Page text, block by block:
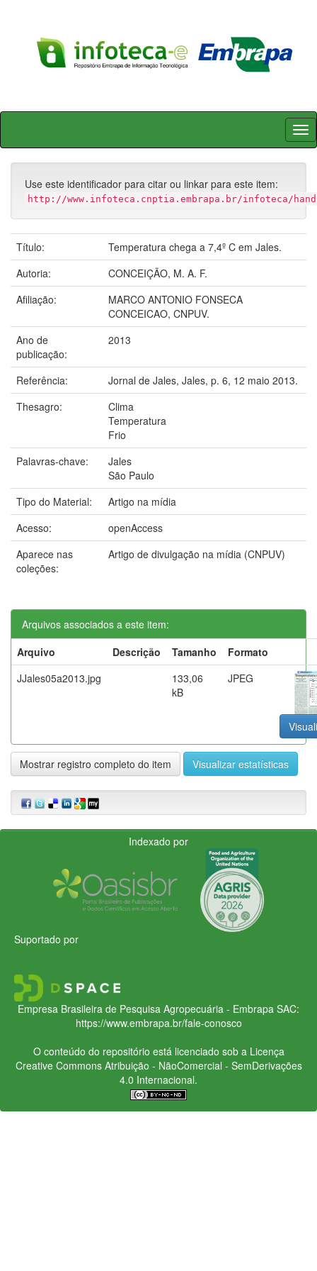
Skip
Use este identificador para citar ou linkar para este item:
http://www.infoteca.cnptia.embrapa.br/infoteca/
Título:
Temperatura chega a 7,4º C em Jales.
Autoria:
CONCEIÇÃO, M. A. F.
Afiliação:
MARCO ANTONIO FONSECA
CONCEICAO, CNPUV.
Ano de
publicação:
2013
Referência:
Jornal de Jales, Jales, p. 6, 12 maio 2013.
Thesagro:
Clima
Temperatura
Frio
Palavras-chave:
Jales
São Paulo
Tipo do Material:
Artigo na mídia
Acesso:
openAccess
Aparece nas
coleções:
Artigo de divulgação na mídia (CNPUV)
Arquivos associados a este item:
Arquivo
Descrição Tamanho
Formato
JJales05a2013.jpg
133,06
kB
JPEG
Mostrar registro completo do item Visualizar estatísticas
Indexado por
Suportado por
Empresa Brasileira de Pesquisa Agropecuária - Embrapa SAC:
https://www.embrapa.br/fale-conosco
O conteúdo do repositório está licenciado sob a Licença
Creative CommonsAtribuição - NãoComercial - SemDerivações
4.0 Internacional.